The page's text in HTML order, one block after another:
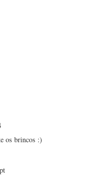
os brincos :)